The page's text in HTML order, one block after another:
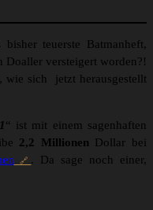
teuerste Batmanheft,
versteigert worden?!
wie sich jetzt herausgestellt
“ ist mit einem sagenhaften
2,2 Millionen Dollar bei
. Da sage noch einer,